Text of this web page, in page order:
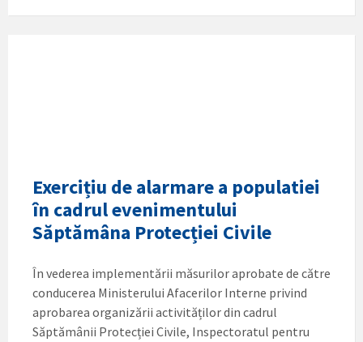
Exercițiu de alarmare a populatiei
în cadrul evenimentului
Săptămâna Protecției Civile
În vederea implementării măsurilor aprobate de către
conducerea Ministerului Afacerilor Interne privind
aprobarea organizării activităților din cadrul
Săptămânii Protecției Civile, Inspectoratul pentru